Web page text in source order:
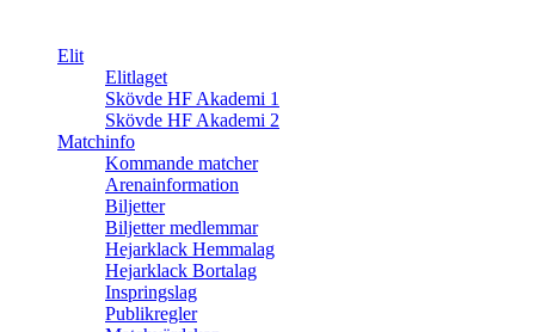
Elit
Elitlaget
Skövde HF Akademi 1
Skövde HF Akademi 2
Matchinfo
Kommande matcher
Arenainformation
Biljetter
Biljetter medlemmar
Hejarklack Hemmalag
Hejarklack Bortalag
Inspringslag
Publikregler